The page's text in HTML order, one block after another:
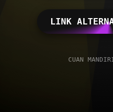
LINK
CUAN